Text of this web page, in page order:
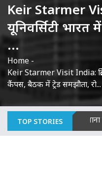
Keir Starmer
यूनिवर्सिटी
...
Home -
Keir Starmer Visit India:
कैंपस, बैठक में ट्रेड समझौता, रो...
TOP STORIES
हत्याओं का माना दोषी